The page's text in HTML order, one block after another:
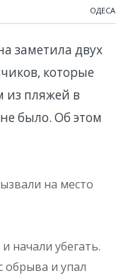
ОДЕСА
заметила двух
которые
из пляжей в
было. Об этом
на место
начали убегать.
обрыва и упал